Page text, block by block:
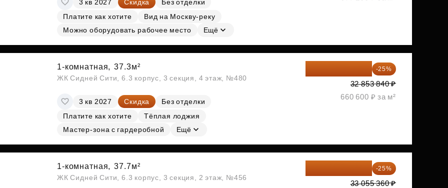
Субсидии
3 кв 2027 Скидка
Без отделки
Платите как хотите
Вид на Москву-реку
Можно оборудовать рабочее место
Ещё
1-комнатная, 37.3м²
ЖК Сидней Сити, 6.3 корпус, 3 секция, 4 этаж, №480
3 кв 2027 Скидка
Без отделки
Платите как хотите
Тёплая лоджия
Мастер-зона с гардеробной
Ещё
-25%
32 853 840 ₽
660 600 ₽ за м²
1-комнатная, 37.7м²
ЖК Сидней Сити, 6.3 корпус, 3 секция, 2 этаж, №456
-25%
33 055 360 ₽